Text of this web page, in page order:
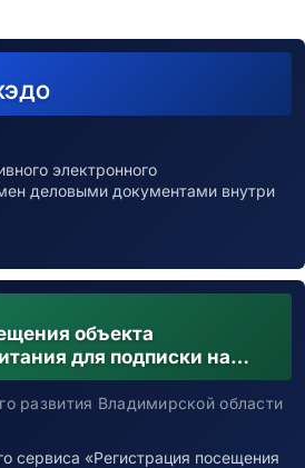
электронного
деловыми документами внутри
объекта
для подписки на
контакте с
коронавирусной
развития Владимирской области
сервиса «Регистрация посещения